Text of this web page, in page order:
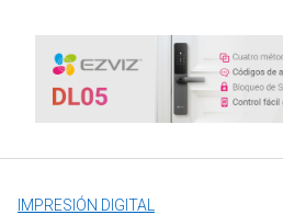
contenido
IMPRESIÓN DIGITAL